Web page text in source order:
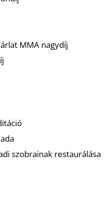
MMA nagydíj
szobrainak restaurálása